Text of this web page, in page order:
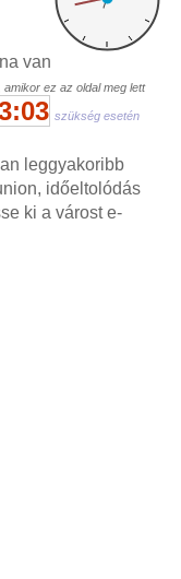
van
amikor ez az oldal meg lett
szükség esetén
leggyakoribb
időeltolódás
ki a várost e-